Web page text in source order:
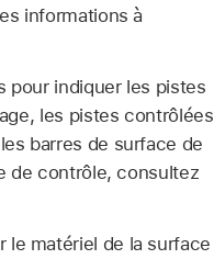
informations à
pour indiquer les pistes
les pistes contrôlées
barres de surface de
de contrôle, consultez
matériel de la surface